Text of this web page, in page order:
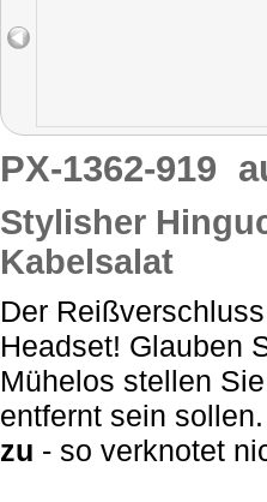
PX-1362-919
Stylisher
Kabelsalat
Der
Headset! Glauben
Mühelos stellen
entfernt sein
zu - so verknotet